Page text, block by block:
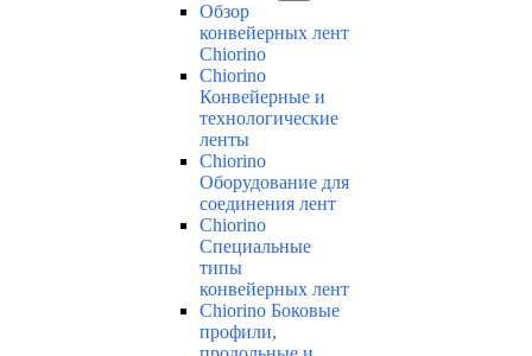
Обзор
конвейерных лент
Chiorino
Chiorino
Конвейерные и
технологические
ленты
Chiorino
Оборудование для
соединения лент
Chiorino
Специальные
типы
конвейерных лент
Chiorino Боковые
профили,